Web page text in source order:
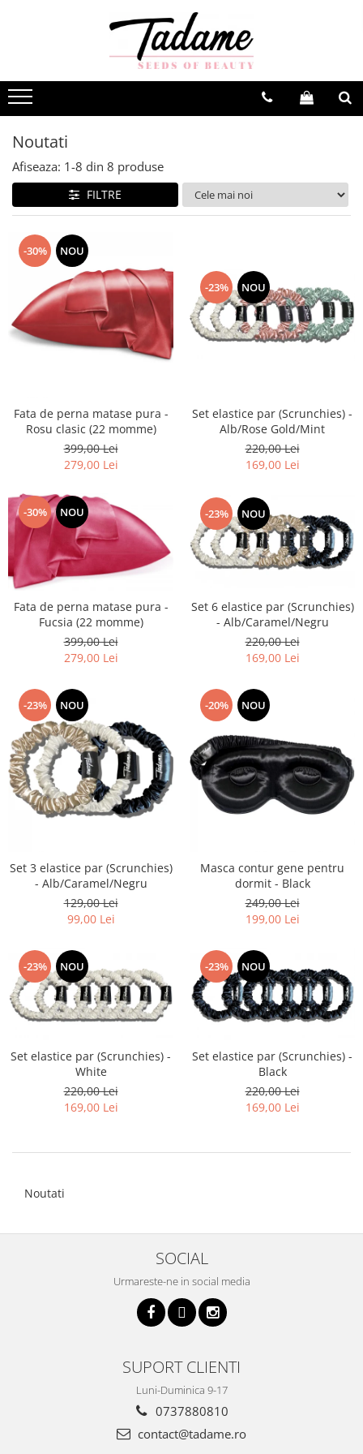
Noutati
Afiseaza: 1-8 din 8 produse
FILTRE
-30% NOU
Fata de perna matase pura -
Rosu clasic (22 momme)
399,00 Lei
279,00 Lei
-23% NOU
Set elastice par (Scrunchies) -
Alb/Rose Gold/Mint
220,00 Lei
169,00 Lei
-30% NOU
Fata de perna matase pura -
Fucsia (22 momme)
399,00 Lei
279,00 Lei
-23% NOU
Set 6 elastice par (Scrunchies)
- Alb/Caramel/Negru
220,00 Lei
169,00 Lei
-23% NOU
Set 3 elastice par (Scrunchies)
- Alb/Caramel/Negru
129,00 Lei
99,00 Lei
-20% NOU
Masca contur gene pentru
dormit - Black
249,00 Lei
199,00 Lei
-23% NOU
Set elastice par (Scrunchies) -
White
220,00 Lei
169,00 Lei
-23% NOU
Set elastice par (Scrunchies) -
Black
220,00 Lei
169,00 Lei
Noutati
SOCIAL
Urmareste-ne in social media
SUPORT CLIENTI
Luni-Duminica 9-17
0737880810
contact@tadame.ro